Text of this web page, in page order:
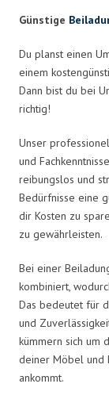
Günstige
Du planst einen
einem
Dann bist du bei
richtig!
Unser
und
reibungslos und
Bedürfnisse eine
dir Kosten zu
zu gewährleisten.
Bei einer
kombiniert,
Das bedeutet für
und
kümmern sich um
deiner Möbel und
ankommt.